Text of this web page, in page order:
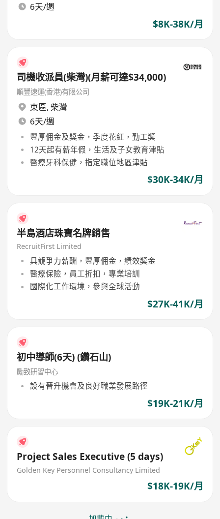
6天/週
$8K-38K/月
司機收派員(柴灣)(月薪可達$34,000)
順豐速運(香港)有限公司
東區, 柴灣
6天/週
豐厚佣金及獎金，季度花紅，勤工獎
12天起有薪年假，生活及子女教育津貼
醫療牙科保健，指定職位地區津貼
$30K-34K/月
半島酒店珠寶名牌銷售
RecruitFirst Limited
具競爭力薪酬，豐厚佣金，績效獎金
醫療保險，員工折扣，專業培訓
國際化工作環境，參與全球活動
$27K-41K/月
初中導師(6天) (鑽石山)
勵致研習中心
設有晉升機會及良好職業發展路徑
$19K-21K/月
Project Sales Executive (5 days)
Golden Key Personnel Consultancy Limited
$18K-19K/月